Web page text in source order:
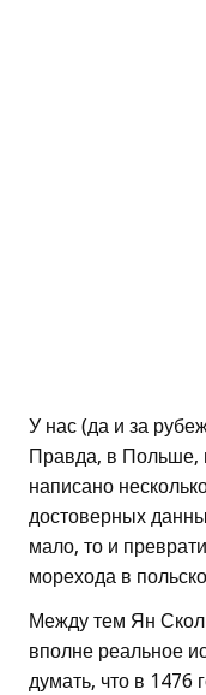
У нас (да и за
Правда, в Польше,
написано
достоверных
мало, то и
морехода в
Между тем Ян
вполне реальное
думать, что в 1476